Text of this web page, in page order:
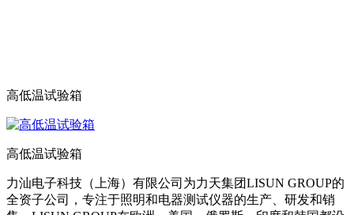
高低温试验箱
高低温试验箱
力汕电子科技（上海）有限公司为力天集团LISUN GROUP的
全资子公司，专注于照明和电器测试仪器的生产、研发和销